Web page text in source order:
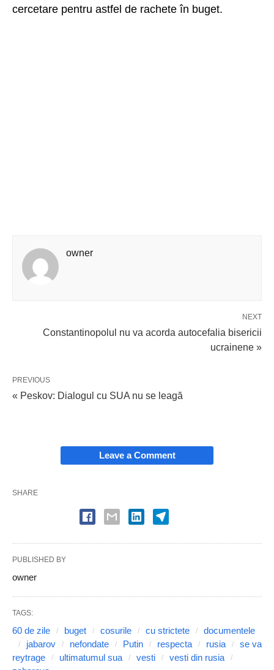
cercetare pentru astfel de rachete în buget.
owner
NEXT
Constantinopolul nu va acorda autocefalia bisericii
ucrainene »
PREVIOUS
« Peskov: Dialogul cu SUA nu se leagă
Leave a Comment
SHARE
PUBLISHED BY
owner
TAGS:
60 de zile buget cosurile cu strictete
documentele
jabarov
nefondate Putin respecta rusia
se va
reytrage
ultimatumul sua vesti
vesti din rusia